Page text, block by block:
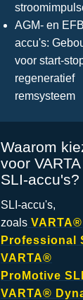
AGM- en
accu's:
voor start-
regeneratief
remsysteem
Waarom
voor VARTA
SLI-accu's?
SLI-accu's,
zoals VARTA®
Professional
VARTA®
ProMotive SLI
VARTA®